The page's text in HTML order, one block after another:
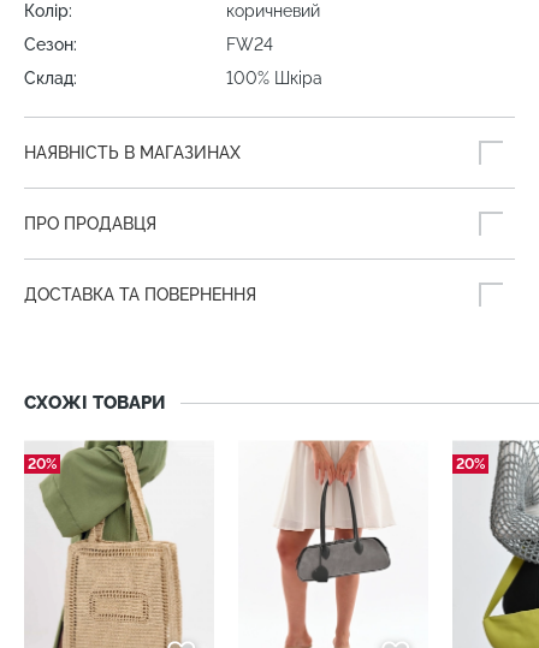
Колір:
коричневий
Сезон:
FW24
Склад:
100% Шкіра
НАЯВНІСТЬ В МАГАЗИНАХ
ПРО ПРОДАВЦЯ
ДОСТАВКА ТА ПОВЕРНЕННЯ
СХОЖІ ТОВАРИ
20% 20%